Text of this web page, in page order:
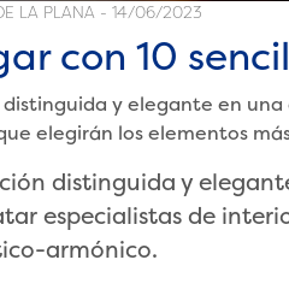
LA PLANA - 14/06/2023
con 10
y elegante en
elegirán los elementos
distinguida y
especialistas de
armónico.